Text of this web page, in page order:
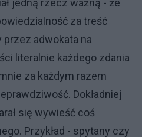
jedną rzecz ważną - że
za treść
przez adwokata na
literalnie każdego zdania
za każdym razem
Dokładniej
się wywieść coś
Przykład - spytany czy